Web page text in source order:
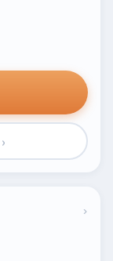
›
›